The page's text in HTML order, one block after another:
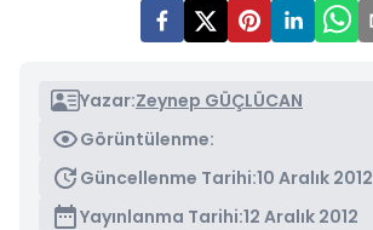
Yazar:Zeynep GÜÇLÜCAN
Görüntülenme:
Güncellenme Tarihi:10 Aralık 2012
Yayınlanma Tarihi:12 Aralık 2012